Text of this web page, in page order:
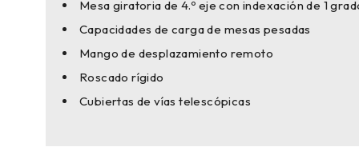
Mesa giratoria de 4.º eje con indexación de 1
Capacidades de carga de mesas pesadas
Mango de desplazamiento remoto
Roscado rígido
Cubiertas de vías telescópicas